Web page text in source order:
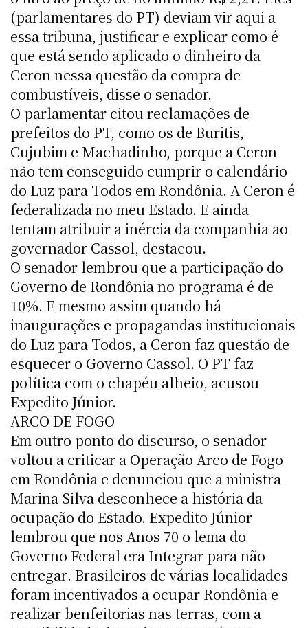
(parlamentares do PT) deviam vir aqui a
essa tribuna, justificar e explicar como é
que está sendo aplicado o dinheiro da
Ceron nessa questão da compra de
combustíveis, disse o senador.
O parlamentar citou reclamações de
prefeitos do PT, como os de Buritis,
Cujubim e Machadinho, porque a Ceron
não tem conseguido cumprir o calendário
do Luz para Todos em Rondônia. A Ceron é
federalizada no meu Estado. E ainda
tentam atribuir a inércia da companhia ao
governador Cassol, destacou.
O senador lembrou que a participação do
Governo de Rondônia no programa é de
10%. E mesmo assim quando há
inaugurações e propagandas institucionais
do Luz para Todos, a Ceron faz questão de
esquecer o Governo Cassol. O PT faz
política com o chapéu alheio, acusou
Expedito Júnior.
ARCO DE FOGO
Em outro ponto do discurso, o senador
voltou a criticar a Operação Arco de Fogo
em Rondônia e denunciou que a ministra
Marina Silva desconhece a história da
ocupação do Estado. Expedito Júnior
lembrou que nos Anos 70 o lema do
Governo Federal era Integrar para não
entregar. Brasileiros de várias localidades
foram incentivados a ocupar Rondônia e
realizar benfeitorias nas terras, com a